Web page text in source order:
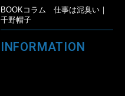
BOOKコラム 仕事は泥臭い｜
千野帽子
INFORMATION